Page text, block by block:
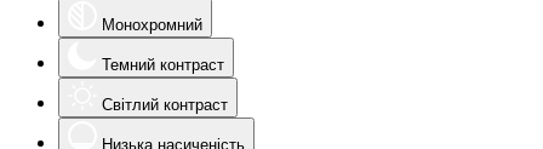
Монохромний
Темний контраст
Світлий контраст
Низька насиченість